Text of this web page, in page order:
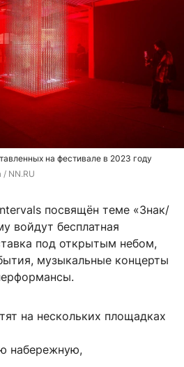
на фестивале в 2023 году
/ NN.RU
посвящён теме «Знак/
войдут бесплатная
под открытым небом,
музыкальные концерты
на нескольких площадках
набережную,